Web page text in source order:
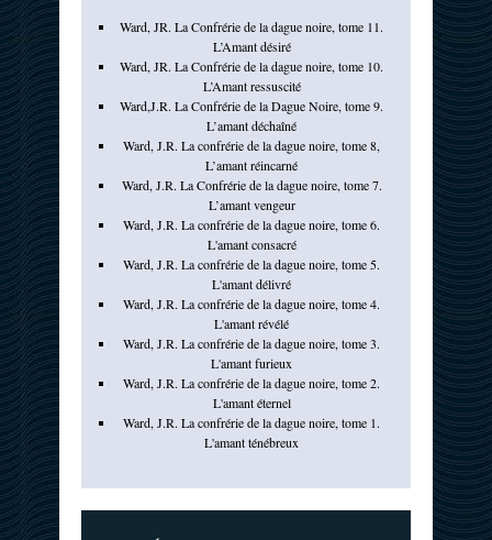
Ward, JR. La Confrérie de la dague noire, tome 11.
L’Amant désiré
Ward, JR. La Confrérie de la dague noire, tome 10.
L’Amant ressuscité
Ward,J.R. La Confrérie de la Dague Noire, tome 9.
L’amant déchaîné
Ward, J.R. La confrérie de la dague noire, tome 8,
L’amant réincarné
Ward, J.R. La Confrérie de la dague noire, tome 7.
L’amant vengeur
Ward, J.R. La confrérie de la dague noire, tome 6.
L'amant consacré
Ward, J.R. La confrérie de la dague noire, tome 5.
L'amant délivré
Ward, J.R. La confrérie de la dague noire, tome 4.
L'amant révélé
Ward, J.R. La confrérie de la dague noire, tome 3.
L'amant furieux
Ward, J.R. La confrérie de la dague noire, tome 2.
L'amant éternel
Ward, J.R. La confrérie de la dague noire, tome 1.
L'amant ténébreux